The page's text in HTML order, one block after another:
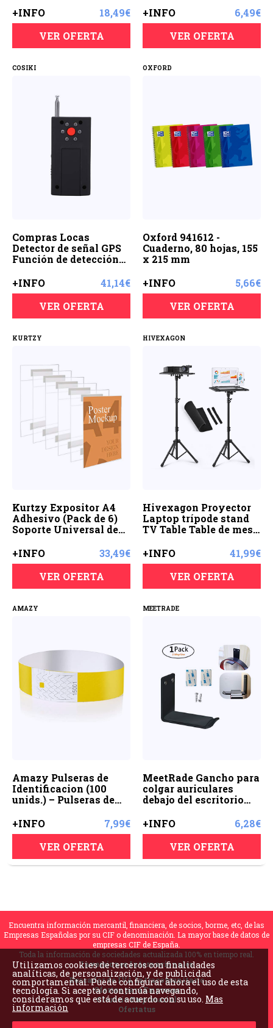
Joyería Del Dinero En
Efectivo, Para El Hogar,
La Oficina(Tipo de
+INFO
18,49€
VER OFERTA
+INFO
6,49€
VER OFERTA
COSIKI
Compras Locas
Detector de señal GPS
Función de detección
Anti-Franco Oficina
Radio Ondas para
cámaras Hogar
+INFO
41,14€
VER OFERTA
OXFORD
Oxford 941612 -
Cuaderno, 80 hojas, 155
x 215 mm
+INFO
5,66€
VER OFERTA
KURTZY
Kurtzy Expositor A4
Adhesivo (Pack de 6)
Soporte Universal de
Resistente a Quebrarse
y Arañazos - Marco
Acrílico Transparente -
Oficina, Tienda,
Taladrar
+INFO
33,49€
VER OFERTA
HIVEXAGON
Hivexagon Proyector
Laptop trípode stand
TV Table Table de mesa
47.8” TILT TILT con
soporte de teléfono
desmontable para la
oficina en casa y las
+INFO
41,99€
VER OFERTA
AMAZY
Amazy Pulseras de
Identificacion (100
unids.) – Pulseras de
imprimibles para el
control de eventos y
fiestas (Amarillo)
+INFO
7,99€
VER OFERTA
MEETRADE
MeetRade Gancho para
colgar auriculares
debajo del escritorio
soporte de auriculares
para la oficina en casa
(negro)
+INFO
6,28€
VER OFERTA
Encuentra información mercantil, financiera, de socios, borme, etc, de las
Empresas Españolas por su CIF o denominación. La mayor base de datos de
empresas CIF de España.
Toda la información de sociedades actualizada 100% en tiempo real.
Inversiones Internacionales
Buscador de IVA Intracomunitario
Ofertas para Empresas
Glorario Empresarial
Ofertatus
Utilizamos cookies de terceros con finalidades
analíticas, de personalización, y de publicidad
comportamental. Puede configurar ahora el uso de esta
tecnología. Si acepta o continúa navegando,
consideramos que está de acuerdo con su uso. Mas
información